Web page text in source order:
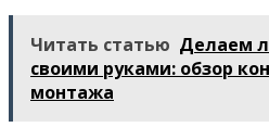
Читать статью Делаем
своими руками: обзор
монтажа